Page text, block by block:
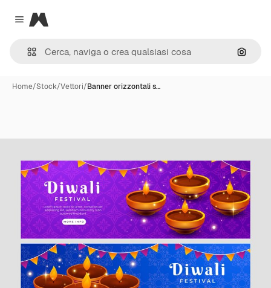
Close menu
Magnific
Cerca
Home/Stock/Vettori/Banner orizzontali s…